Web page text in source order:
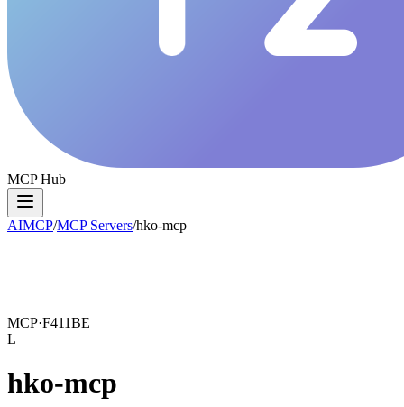
MCP Hub
AIMCP/MCP Servers/hko-mcp
MCP·F411BE
L
hko-mcp